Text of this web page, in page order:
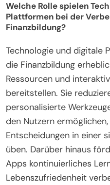
Welche Rolle spielen
Plattformen bei der
Finanzbildung?
Technologie und digitale
die Finanzbildung
Ressourcen und
bereitstellen. Sie
personalisierte
den Nutzern
Entscheidungen in einer
üben. Darüber hinaus
Apps kontinuierliches
Lebenszufriedenheit